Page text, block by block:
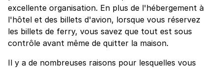
excellente organisation. En plus de l'hébergement à
l'hôtel et des billets d'avion, lorsque vous réservez
les billets de ferry, vous savez que tout est sous
contrôle avant même de quitter la maison.
Il y a de nombreuses raisons pour lesquelles vous